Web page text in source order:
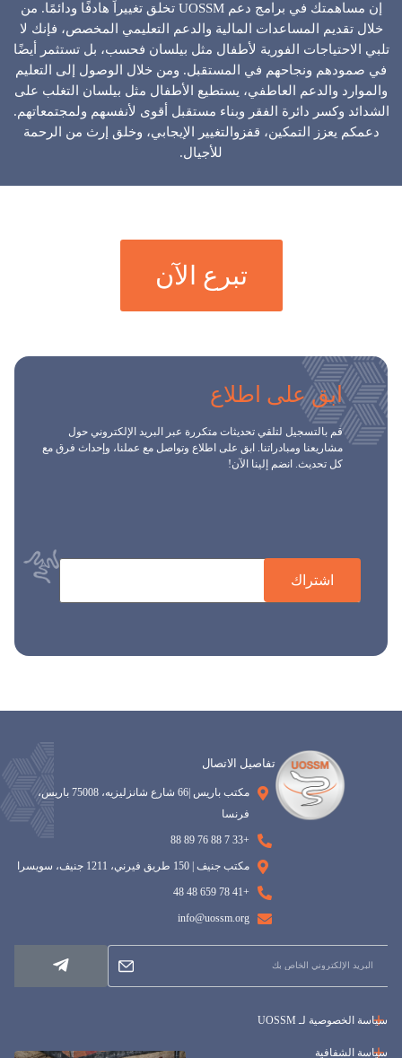
إن مساهمتك في برامج دعم UOSSM تخلق تغييراً هادفًا ودائمًا. من
خلال تقديم المساعدات المالية والدعم التعليمي المخصص، فإنك لا
تلبي الاحتياجات الفورية لأطفال مثل بيلسان فحسب، بل تستثمر أيضًا
في صمودهم ونجاحهم في المستقبل. ومن خلال الوصول إلى التعليم
والموارد والدعم العاطفي، يستطيع الأطفال مثل بيلسان التغلب على
الشدائد وكسر دائرة الفقر وبناء مستقبل أقوى لأنفسهم ولمجتمعاتهم.
دعمكم يعزز التمكين، قفزوالتغيير الإيجابي، وخلق إرث من الرحمة
للأجيال.
تبرع الآن
ابق على اطلاع
قم بالتسجيل لتلقي تحديثات متكررة عبر البريد الإلكتروني حول
مشاريعنا ومبادراتنا. ابق على اطلاع وتواصل مع عملنا، وإحداث فرق مع
كل تحديث. انضم إلينا الآن!
اشتراك
تفاصيل الاتصال
مكتب باريس |66 شارع شانزليزيه، 75008 باريس،
فرنسا
+33 7 88 76 89 88
مكتب جنيف | 150 طريق فيرني، 1211 جنيف، سويسرا
+41 78 659 48 48
info@uossm.org
سياسة الخصوصية لـ UOSSM
سياسة الشفافية